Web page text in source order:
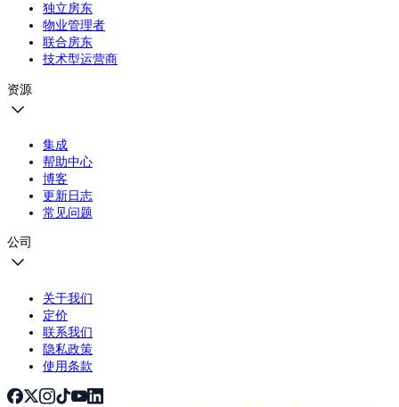
独立房东
物业管理者
联合房东
技术型运营商
资源
集成
帮助中心
博客
更新日志
常见问题
公司
关于我们
定价
联系我们
隐私政策
使用条款